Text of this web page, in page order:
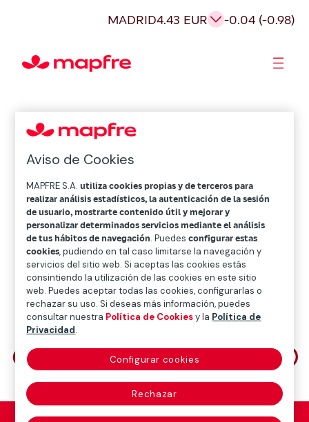
MADRID4.43 EUR -0.04 (-0.98)
Aviso de Cookies
MAPFRE S.A.utiliza cookies propias y de terceros para
realizar análisis estadísticos, la autenticación de la sesión
de usuario, mostrarte contenido útil y mejorar y
personalizar determinados servicios mediante el análisis
de tus hábitos de navegación. Puedesconfigurar estas
cookies, pudiendo en tal caso limitarse la navegación y
servicios del sitio web. Si aceptas las cookies estás
consintiendo la utilización de las cookies en este sitio
web. Puedes aceptar todas las cookies, configurarlas o
rechazar su uso. Si deseas más información, puedes
consultar nuestra Política de Cookiesy la Política de
Privacidad.
Configurar cookies
Rechazar